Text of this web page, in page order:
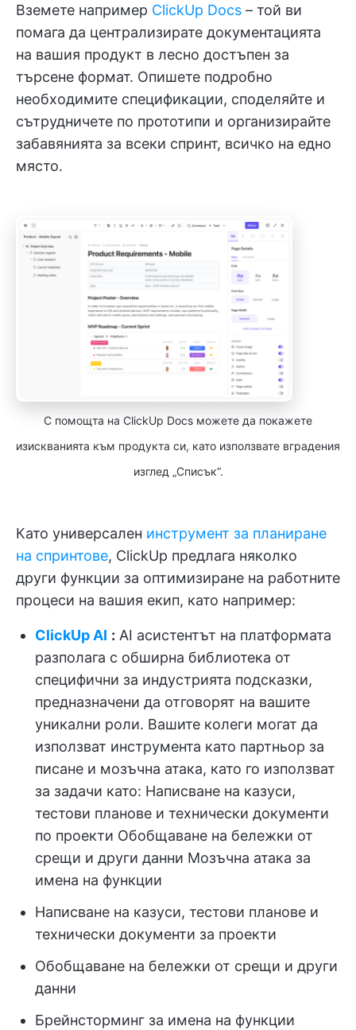
Вземете например ClickUp Docs – той ви
помага да централизирате документацията
на вашия продукт в лесно достъпен за
търсене формат. Опишете подробно
необходимите спецификации, споделяйте и
сътрудничете по прототипи и организирайте
забавянията за всеки спринт, всичко на едно
място.
С помощта на ClickUp Docs можете да покажете
изискванията към продукта си, като използвате вградения
изглед „Списък“.
Като универсален инструмент за планиране
на спринтове, ClickUp предлага няколко
други функции за оптимизиране на работните
процеси на вашия екип, като например:
ClickUp AI : AI асистентът на платформата
разполага с обширна библиотека от
специфични за индустрията подсказки,
предназначени да отговорят на вашите
уникални роли. Вашите колеги могат да
използват инструмента като партньор за
писане и мозъчна атака, като го използват
за задачи като: Написване на казуси,
тестови планове и технически документи
по проекти Обобщаване на бележки от
срещи и други данни Мозъчна атака за
имена на функции
Написване на казуси, тестови планове и
технически документи за проекти
Обобщаване на бележки от срещи и други
данни
Брейнсторминг за имена на функции